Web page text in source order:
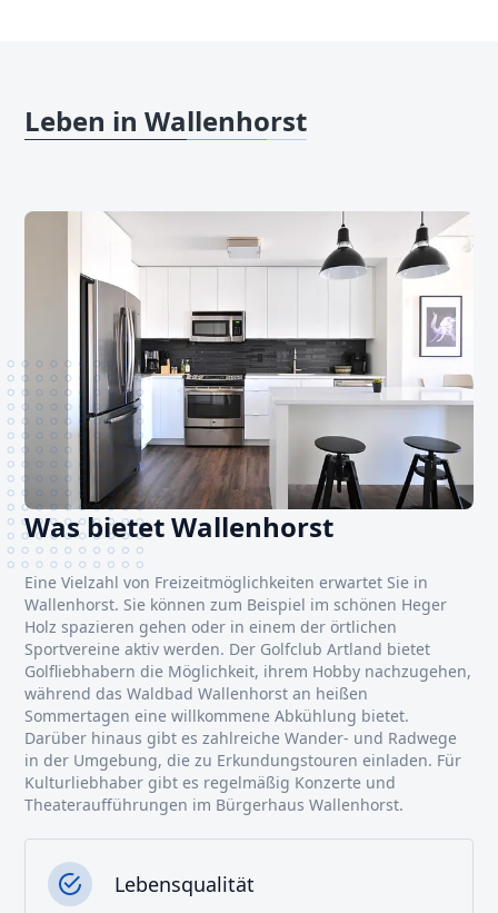
Leben in Wallenhorst
Was bietet Wallenhorst
Eine Vielzahl von Freizeitmöglichkeiten erwartet Sie in
Wallenhorst. Sie können zum Beispiel im schönen Heger
Holz spazieren gehen oder in einem der örtlichen
Sportvereine aktiv werden. Der Golfclub Artland bietet
Golfliebhabern die Möglichkeit, ihrem Hobby nachzugehen,
während das Waldbad Wallenhorst an heißen
Sommertagen eine willkommene Abkühlung bietet.
Darüber hinaus gibt es zahlreiche Wander- und Radwege
in der Umgebung, die zu Erkundungstouren einladen. Für
Kulturliebhaber gibt es regelmäßig Konzerte und
Theateraufführungen im Bürgerhaus Wallenhorst.
Lebensqualität